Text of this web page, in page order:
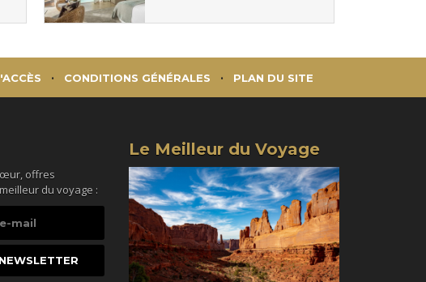
CONDITIONS GÉNÉRALES PLAN DU SITE
offres
du voyage :
Le Meilleur du Voyage